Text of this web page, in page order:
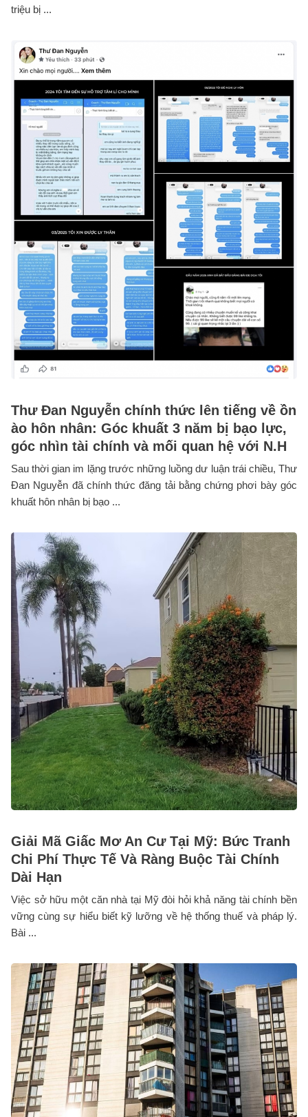
triệu bị ...
Thư Đan Nguyễn chính thức lên tiếng về ồn
ào hôn nhân: Góc khuất 3 năm bị bạo lực,
góc nhìn tài chính và mối quan hệ với N.H
Sau thời gian im lặng trước những luồng dư luận trái chiều, Thư
Đan Nguyễn đã chính thức đăng tải bằng chứng phơi bày góc
khuất hôn nhân bị bạo ...
Giải Mã Giấc Mơ An Cư Tại Mỹ: Bức Tranh
Chi Phí Thực Tế Và Ràng Buộc Tài Chính
Dài Hạn
Việc sở hữu một căn nhà tại Mỹ đòi hỏi khả năng tài chính bền
vững cùng sự hiểu biết kỹ lưỡng về hệ thống thuế và pháp lý.
Bài ...